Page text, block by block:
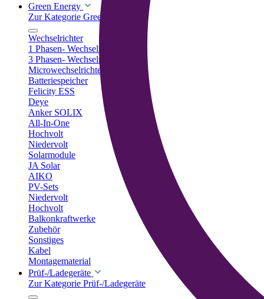
Green Energy
Zur Kategorie Green Energy
Wechselrichter
1 Phasen- Wechselrichter
3 Phasen- Wechselrichter
Microwechselrichter
Batteriespeicher
Felicity ESS
Deye
Anker SOLIX
All-In-One
Hochvolt
Niedervolt
Solarmodule
JA Solar
AIKO
PV-Sets
Niedervolt
Hochvolt
Balkonkraftwerke
Zubehör
Sonstiges
Kabel
Montagematerial
Prüf-/Ladegeräte
Zur Kategorie Prüf-/Ladegeräte